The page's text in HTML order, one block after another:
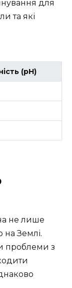
для
та які
(pH)
не лише
Землі.
проблеми з